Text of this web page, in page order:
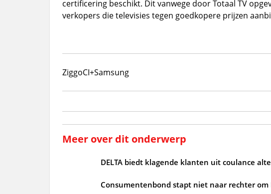
certificering beschikt. Dit vanwege door Totaal TV
verkopers die televisies tegen goedkopere prijzen
ZiggoCI+Samsung
Meer over dit onderwerp
DELTA biedt klagende klanten uit coulance
Consumentenbond stapt niet naar rechter om